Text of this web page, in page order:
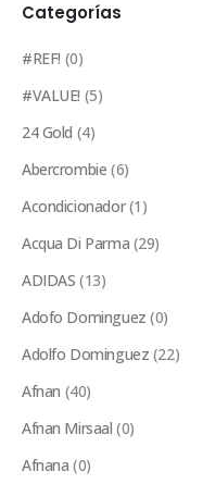
Categorías
#REF! (0)
#VALUE! (5)
24 Gold (4)
Abercrombie (6)
Acondicionador (1)
Acqua Di Parma (29)
ADIDAS (13)
Adofo Dominguez (0)
Adolfo Dominguez (22)
Afnan (40)
Afnan Mirsaal (0)
Afnana (0)